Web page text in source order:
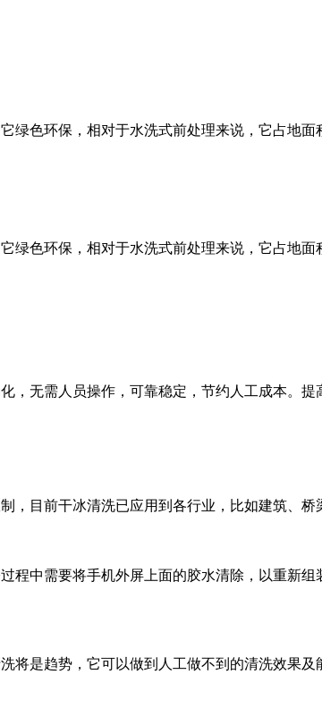
绿色环保，相对于水洗式前处理来说，它占地
绿色环保，相对于水洗式前处理来说，它占地
，无需人员操作，可靠稳定，节约人工成本。
，目前干冰清洗已应用到各行业，比如建筑、
程中需要将手机外屏上面的胶水清除，以重新
将是趋势，它可以做到人工做不到的清洗效果